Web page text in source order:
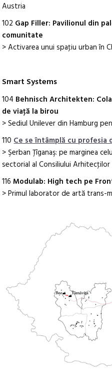
Austria
102 Gap Filler: Pavilionul din
comunitate
> Activarea unui spaţiu urban în
Smart Systems
104 Behnisch Architekten:
de viaţă la birou
> Sediul Unilever din Hamburg
110Ce se întâmplă cu
> Şerban Ţîganaş: pe marginea
sectorial al Consiliului Arhitecţilor
116Modulab: High tech pe
> Primul laborator de artă trans-